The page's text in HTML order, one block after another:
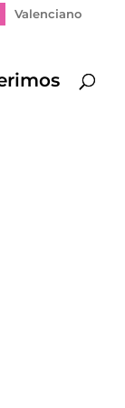
Valenciano